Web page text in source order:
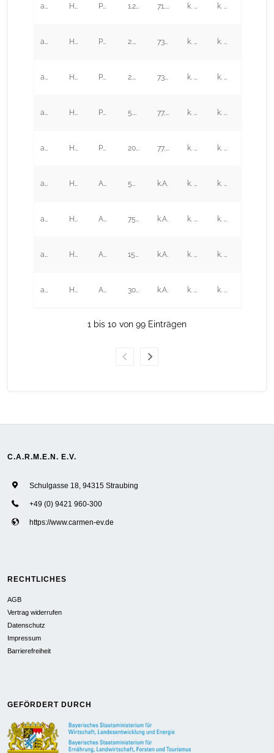
accelera by Cummins* HyLYZER 250-30 PEM 1.250,00 71,7 k. A. k. A.
accelera by Cummins* HyLYZER 400-30 PEM 2.000,00 73,0 k. A. k. A.
accelera by Cummins* HyLYZER 500-30 PEM 2.500,00 73,0 k. A. k. A.
accelera by Cummins* HyLYZER 1000-30 PEM 5.000,00 77,3 k. A. k. A.
accelera by Cummins* HyLYZER 4000-30 PEM 20.000,00 77,3 k. A. k. A.
accelera by Cummins* HySTAT 10-10 AEL 50,00 k.A. k. A. k. A.
accelera by Cummins* HySTAT 15-10 AEL 75,00 k.A. k. A. k. A.
accelera by Cummins* HySTAT 30-10 AEL 150,00 k.A. k. A. k. A.
accelera by Cummins* HySTAT 60-10 AEL 300,00 k.A. k. A. k. A.
1 bis 10 von 99 Einträgen
C.A.R.M.E.N. E.V.
Schulgasse 18, 94315 Straubing
+49 (0) 9421 960-300
https://www.carmen-ev.de
RECHTLICHES
AGB
Vertrag widerrufen
Datenschutz
Impressum
Barrierefreiheit
GEFÖRDERT DURCH